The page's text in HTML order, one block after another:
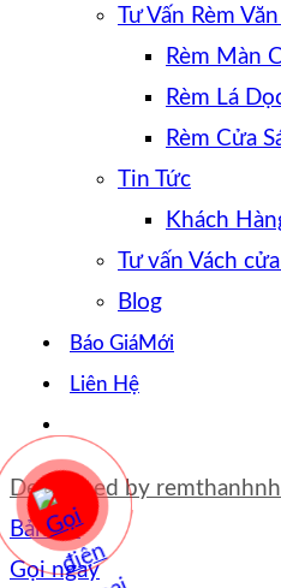
Tư Vấn Rèm
Rèm Màn
Rèm Lá
Rèm Cửa
Tin Tức
Khách
Tư vấn Vách
Blog
Báo Giá
Liên Hệ
Developed by
Bản đồ
Gọi ngay